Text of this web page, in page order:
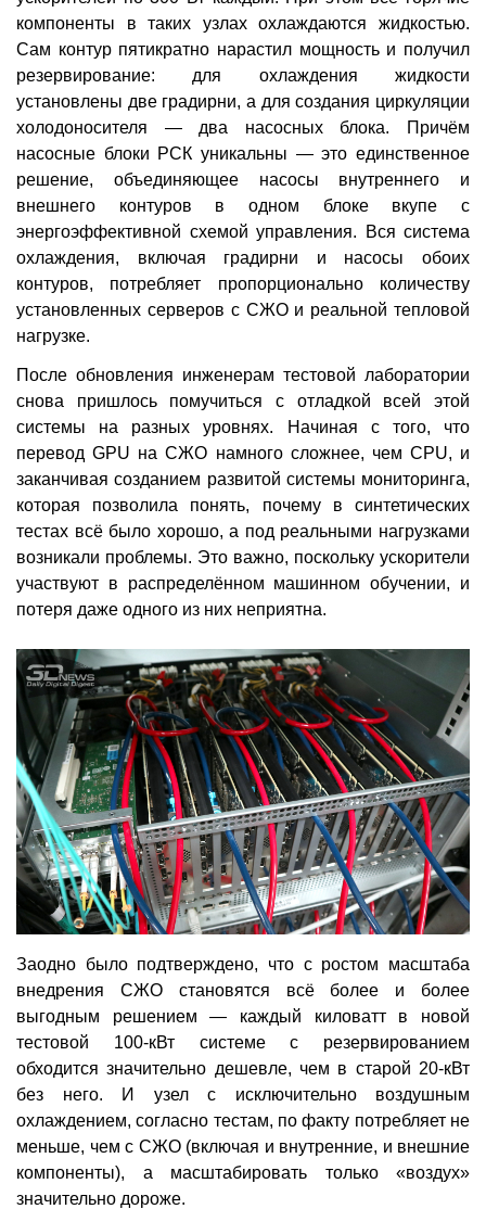
компоненты в таких узлах охлаждаются жидкостью.
Сам контур пятикратно нарастил мощность и получил
резервирование: для охлаждения жидкости
установлены две градирни, а для создания циркуляции
холодоносителя — два насосных блока. Причём
насосные блоки РСК уникальны — это единственное
решение, объединяющее насосы внутреннего и
внешнего контуров в одном блоке вкупе с
энергоэффективной схемой управления. Вся система
охлаждения, включая градирни и насосы обоих
контуров, потребляет пропорционально количеству
установленных серверов с СЖО и реальной тепловой
нагрузке.
После обновления инженерам тестовой лаборатории
снова пришлось помучиться с отладкой всей этой
системы на разных уровнях. Начиная с того, что
перевод GPU на СЖО намного сложнее, чем CPU, и
заканчивая созданием развитой системы мониторинга,
которая позволила понять, почему в синтетических
тестах всё было хорошо, а под реальными нагрузками
возникали проблемы. Это важно, поскольку ускорители
участвуют в распределённом машинном обучении, и
потеря даже одного из них неприятна.
Заодно было подтверждено, что с ростом масштаба
внедрения СЖО становятся всё более и более
выгодным решением — каждый киловатт в новой
тестовой 100-кВт системе с резервированием
обходится значительно дешевле, чем в старой 20-кВт
без него. И узел с исключительно воздушным
охлаждением, согласно тестам, по факту потребляет не
меньше, чем с СЖО (включая и внутренние, и внешние
компоненты), а масштабировать только «воздух»
значительно дороже.